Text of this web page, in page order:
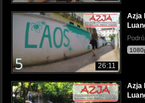
26:11
Azja
Azja